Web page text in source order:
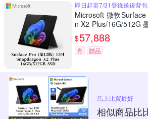
即日起至7/31登錄送後背
Microsoft 微軟
n X2 Plus/16G/512G
(不含鍵盤、筆)
$57,888
券 贈品
馬上比買最好
相似商品比